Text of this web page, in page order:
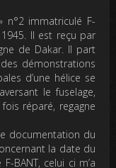
n°2 immatriculé F-
Il est reçu par
de Dakar. Il part
démonstrations
d’une hélice se
le fuselage,
réparé, regagne
documentation du
la date du
BANT, celui ci m’a